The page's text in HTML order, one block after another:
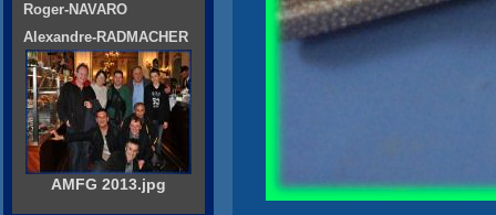
Roger-NAVARO
Alexandre-RADMACHER
AMFG 2013.jpg